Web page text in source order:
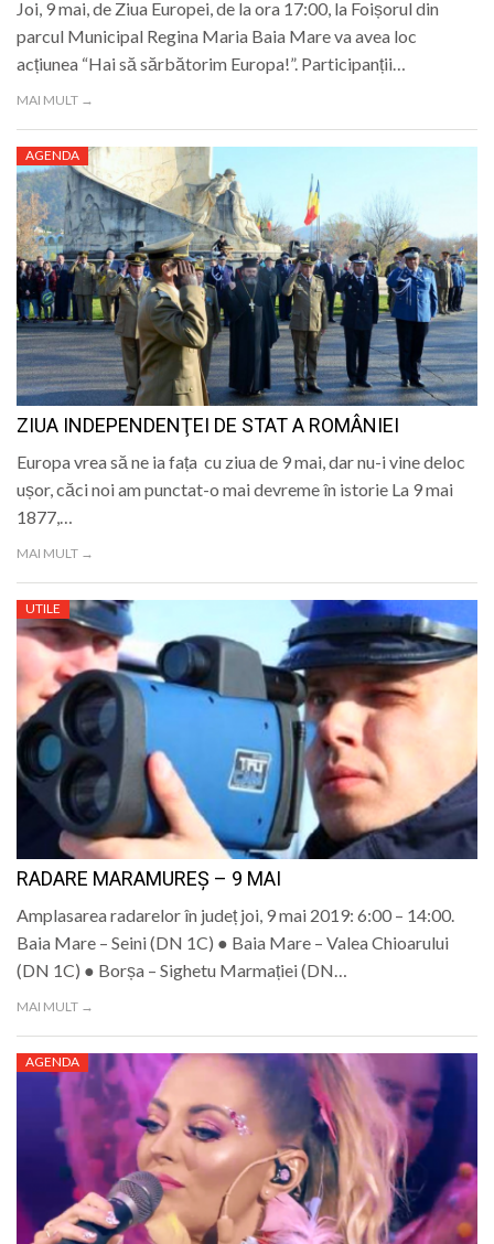
Joi, 9 mai, de Ziua Europei, de la ora 17:00, la Foișorul din
parcul Municipal Regina Maria Baia Mare va avea loc
acțiunea “Hai să sărbătorim Europa!”. Participanții…
MAI MULT →
AGENDA
ZIUA INDEPENDENŢEI DE STAT A ROMÂNIEI
Europa vrea să ne ia fața cu ziua de 9 mai, dar nu-i vine deloc
ușor, căci noi am punctat-o mai devreme în istorie La 9 mai
1877,…
MAI MULT →
UTILE
RADARE MARAMUREȘ – 9 MAI
Amplasarea radarelor în județ joi, 9 mai 2019: 6:00 – 14:00.
Baia Mare – Seini (DN 1C) ● Baia Mare – Valea Chioarului
(DN 1C) ● Borșa – Sighetu Marmației (DN…
MAI MULT →
AGENDA